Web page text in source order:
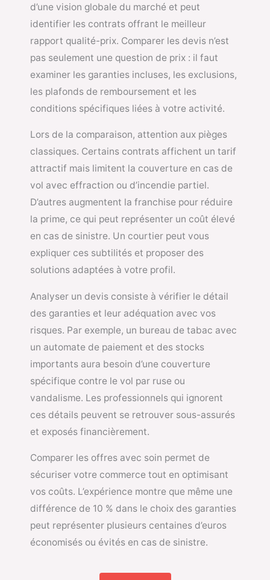
d’une vision globale du marché et peut
identifier les contrats offrant le meilleur
rapport qualité-prix. Comparer les devis n’est
pas seulement une question de prix : il faut
examiner les garanties incluses, les exclusions,
les plafonds de remboursement et les
conditions spécifiques liées à votre activité.
Lors de la comparaison, attention aux pièges
classiques. Certains contrats affichent un tarif
attractif mais limitent la couverture en cas de
vol avec effraction ou d’incendie partiel.
D’autres augmentent la franchise pour réduire
la prime, ce qui peut représenter un coût élevé
en cas de sinistre. Un courtier peut vous
expliquer ces subtilités et proposer des
solutions adaptées à votre profil.
Analyser un devis consiste à vérifier le détail
des garanties et leur adéquation avec vos
risques. Par exemple, un bureau de tabac avec
un automate de paiement et des stocks
importants aura besoin d’une couverture
spécifique contre le vol par ruse ou
vandalisme. Les professionnels qui ignorent
ces détails peuvent se retrouver sous-assurés
et exposés financièrement.
Comparer les offres avec soin permet de
sécuriser votre commerce tout en optimisant
vos coûts. L’expérience montre que même une
différence de 10 % dans le choix des garanties
peut représenter plusieurs centaines d’euros
économisés ou évités en cas de sinistre.